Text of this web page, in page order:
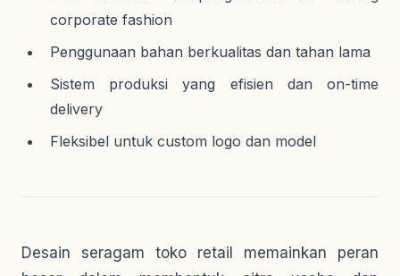
corporate fashion
Penggunaan bahan berkualitas dan tahan lama
Sistem produksi yang efisien dan on-time
delivery
Fleksibel untuk custom logo dan model
Desain seragam toko retail memainkan peran